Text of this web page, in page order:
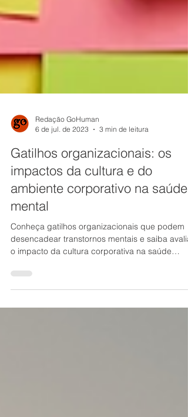
Redação GoHuman
6 de jul. de 2023
3 min de leitura
Gatilhos organizacionais: os
impactos da cultura e do
ambiente corporativo na saúde
mental
desencadear transtornos mentais e saiba
o impacto da cultura corporativa na saúde